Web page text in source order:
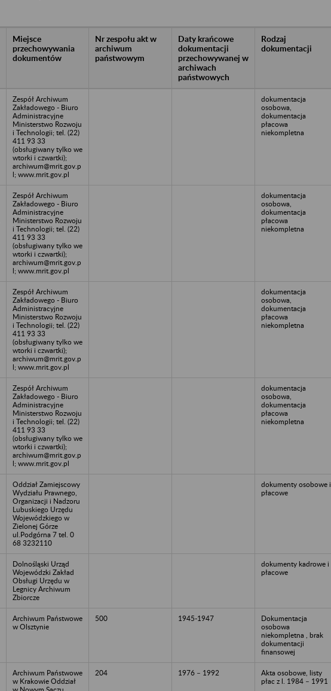
Miejsce
przechowywania
dokumentów
Nr zespołu akt w
archiwum
państwowym
Daty krańcowe
dokumentacji
przechowywanej w
archiwach
państwowych
Rodzaj
dokumentacji
Zespół Archiwum
Zakładowego - Biuro
Administracyjne
Ministerstwo Rozwoju
i Technologii; tel. (22)
411 93 33
(obsługiwany tylko we
wtorki i czwartki);
archiwum@mrit.gov.p
l; www.mrit.gov.pl
dokumentacja
osobowa,
dokumentacja
płacowa
niekompletna
Zespół Archiwum
Zakładowego - Biuro
Administracyjne
Ministerstwo Rozwoju
i Technologii; tel. (22)
411 93 33
(obsługiwany tylko we
wtorki i czwartki);
archiwum@mrit.gov.p
l; www.mrit.gov.pl
dokumentacja
osobowa,
dokumentacja
płacowa
niekompletna
Zespół Archiwum
Zakładowego - Biuro
Administracyjne
Ministerstwo Rozwoju
i Technologii; tel. (22)
411 93 33
(obsługiwany tylko we
wtorki i czwartki);
archiwum@mrit.gov.p
l; www.mrit.gov.pl
dokumentacja
osobowa,
dokumentacja
płacowa
niekompletna
Zespół Archiwum
Zakładowego - Biuro
Administracyjne
Ministerstwo Rozwoju
i Technologii; tel. (22)
411 93 33
(obsługiwany tylko we
wtorki i czwartki);
archiwum@mrit.gov.p
l; www.mrit.gov.pl
dokumentacja
osobowa,
dokumentacja
płacowa
niekompletna
Oddział Zamiejscowy
Wydziału Prawnego,
Organizacji i Nadzoru
Lubuskiego Urzędu
Wojewódzkiego w
Zielonej Górze
ul.Podgórna 7 tel. 0
68 3232110
dokumenty osobowe i
płacowe
Dolnośląski Urząd
Wojewódzki Zakład
Obsługi Urzędu w
Legnicy Archiwum
Zbiorcze
dokumenty kadrowe i
płacowe
Archiwum Państwowe
w Olsztynie
500 1945-1947
Dokumentacja
osobowa
niekompletna , brak
dokumentacji
finansowej
Archiwum Państwowe
w Krakowie Oddział
204 1976 – 1992
Akta osobowe, listy
płac z l. 1984 – 1991